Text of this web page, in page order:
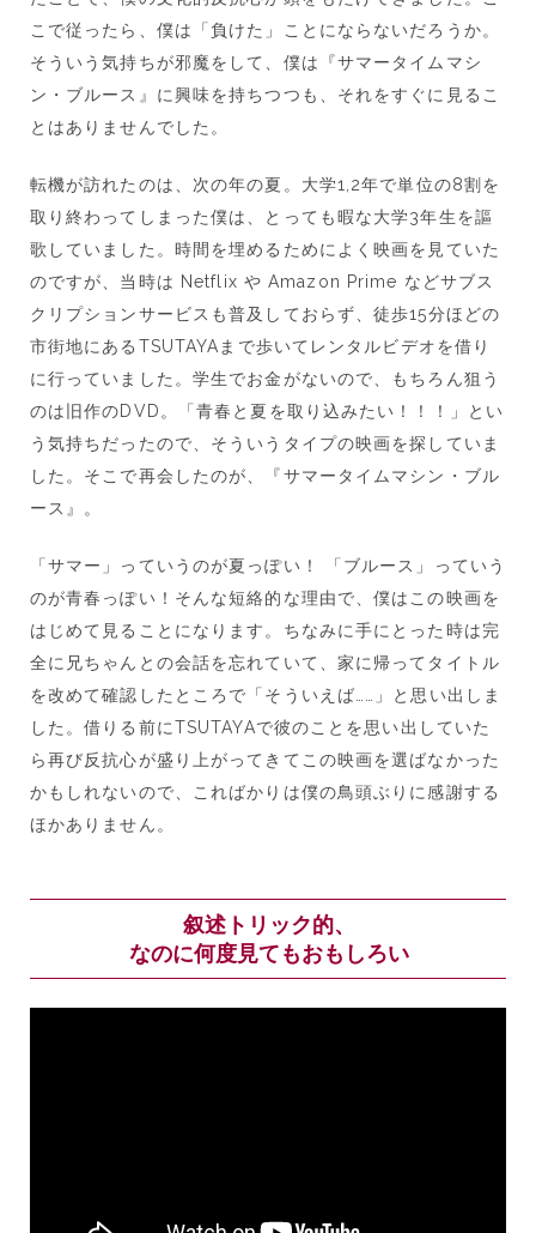
こで従ったら、僕は「負けた」ことにならないだろうか。
そういう気持ちが邪魔をして、僕は『サマータイムマシ
ン・ブルース』に興味を持ちつつも、それをすぐに見るこ
とはありませんでした。
転機が訪れたのは、次の年の夏。大学1,2年で単位の8割を
取り終わってしまった僕は、とっても暇な大学3年生を謳
歌していました。時間を埋めるためによく映画を見ていた
のですが、当時は Netflix や Amazon Prime などサブス
クリプションサービスも普及しておらず、徒歩15分ほどの
市街地にあるTSUTAYAまで歩いてレンタルビデオを借り
に行っていました。学生でお金がないので、もちろん狙う
のは旧作のDVD。「青春と夏を取り込みたい！！！」とい
う気持ちだったので、そういうタイプの映画を探していま
した。そこで再会したのが、『サマータイムマシン・ブル
ース』。
「サマー」っていうのが夏っぽい！ 「ブルース」っていう
のが青春っぽい！そんな短絡的な理由で、僕はこの映画を
はじめて見ることになります。ちなみに手にとった時は完
全に兄ちゃんとの会話を忘れていて、家に帰ってタイトル
を改めて確認したところで「そういえば……」と思い出しま
した。借りる前にTSUTAYAで彼のことを思い出していた
ら再び反抗心が盛り上がってきてこの映画を選ばなかった
かもしれないので、こればかりは僕の鳥頭ぶりに感謝する
ほかありません。
叙述トリック的、
なのに何度見てもおもしろい